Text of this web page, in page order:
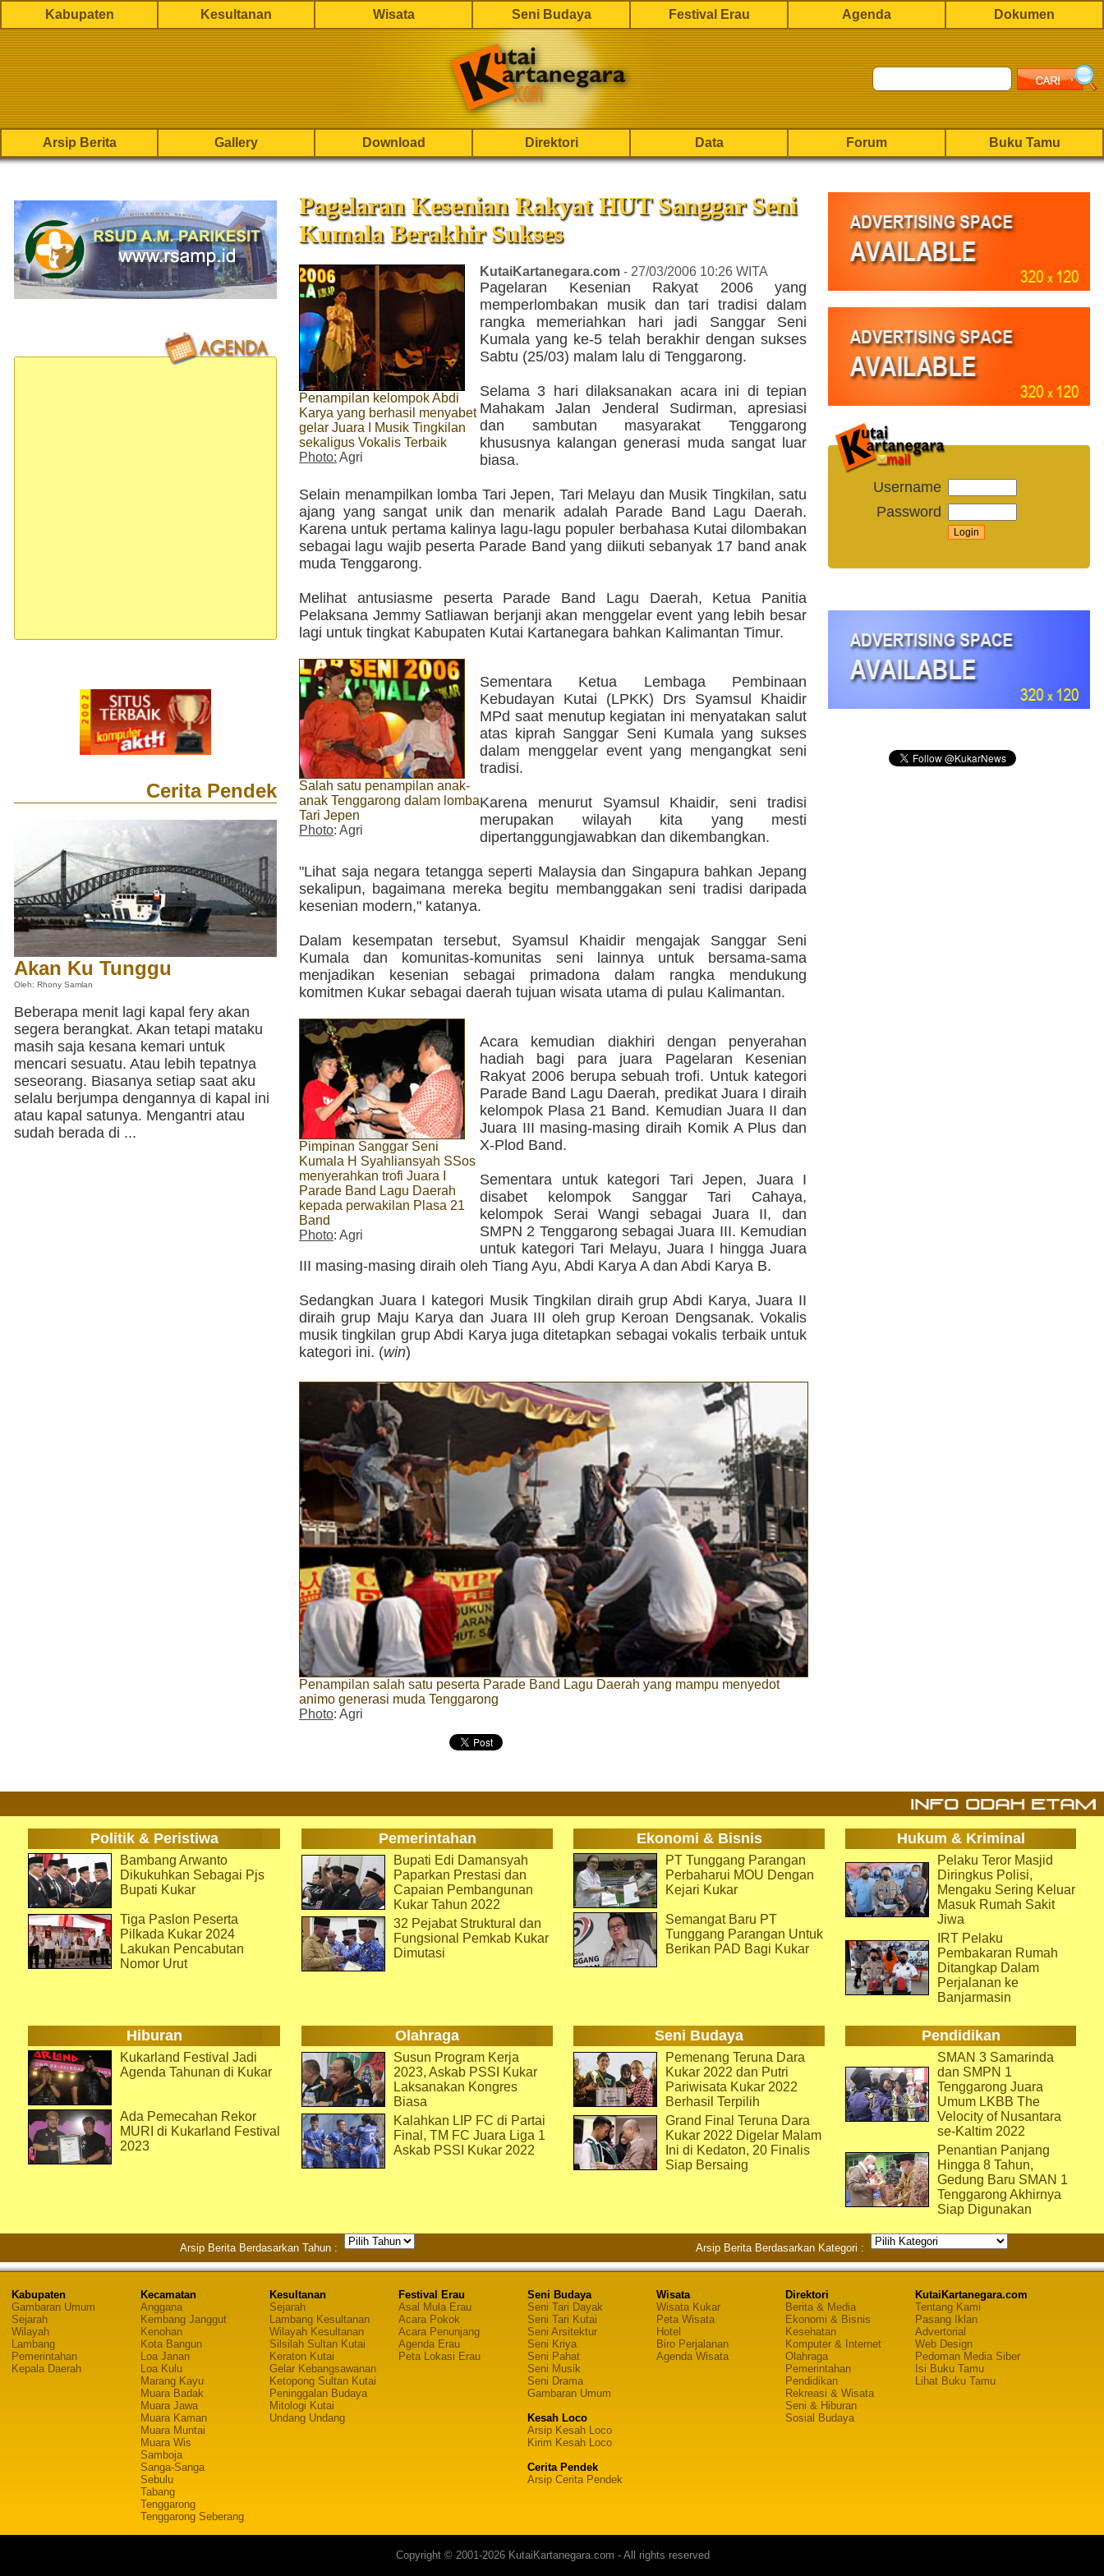
Kabupaten Kesultanan Wisata Seni Budaya Festival Erau Agenda Dokumen
Arsip Berita Gallery Download Direktori Data Forum Buku Tamu
Cerita Pendek
Akan Ku Tunggu
Oleh: Rhony Samlan
Beberapa menit lagi kapal fery akan
segera berangkat. Akan tetapi mataku
masih saja kesana kemari untuk
mencari sesuatu. Atau lebih tepatnya
seseorang. Biasanya setiap saat aku
selalu berjumpa dengannya di kapal ini
atau kapal satunya. Mengantri atau
sudah berada di ...
Pagelaran Kesenian Rakyat HUT Sanggar Seni
Kumala Berakhir Sukses
Penampilan kelompok Abdi
Karya yang berhasil menyabet
gelar Juara I Musik Tingkilan
sekaligus Vokalis Terbaik
Photo: Agri
KutaiKartanegara.com - 27/03/2006 10:26 WITA
Pagelaran Kesenian Rakyat 2006 yang
memperlombakan musik dan tari tradisi dalam
rangka memeriahkan hari jadi Sanggar Seni
Kumala yang ke-5 telah berakhir dengan sukses
Sabtu (25/03) malam lalu di Tenggarong.
Selama 3 hari dilaksanakan acara ini di tepian
Mahakam Jalan Jenderal Sudirman, apresiasi
dan sambutan masyarakat Tenggarong
khususnya kalangan generasi muda sangat luar
biasa.
Selain menampilkan lomba Tari Jepen, Tari Melayu dan Musik Tingkilan, satu
ajang yang sangat unik dan menarik adalah Parade Band Lagu Daerah.
Karena untuk pertama kalinya lagu-lagu populer berbahasa Kutai dilombakan
sebagai lagu wajib peserta Parade Band yang diikuti sebanyak 17 band anak
muda Tenggarong.
Melihat antusiasme peserta Parade Band Lagu Daerah, Ketua Panitia
Pelaksana Jemmy Satliawan berjanji akan menggelar event yang lebih besar
lagi untuk tingkat Kabupaten Kutai Kartanegara bahkan Kalimantan Timur.
Salah satu penampilan anak-
anak Tenggarong dalam lomba
Tari Jepen
Photo: Agri
Sementara Ketua Lembaga Pembinaan
Kebudayan Kutai (LPKK) Drs Syamsul Khaidir
MPd saat menutup kegiatan ini menyatakan salut
atas kiprah Sanggar Seni Kumala yang sukses
dalam menggelar event yang mengangkat seni
tradisi.
Karena menurut Syamsul Khaidir, seni tradisi
merupakan wilayah kita yang mesti
dipertanggungjawabkan dan dikembangkan.
"Lihat saja negara tetangga seperti Malaysia dan Singapura bahkan Jepang
sekalipun, bagaimana mereka begitu membanggakan seni tradisi daripada
kesenian modern," katanya.
Dalam kesempatan tersebut, Syamsul Khaidir mengajak Sanggar Seni
Kumala dan komunitas-komunitas seni lainnya untuk bersama-sama
menjadikan kesenian sebagai primadona dalam rangka mendukung
komitmen Kukar sebagai daerah tujuan wisata utama di pulau Kalimantan.
Pimpinan Sanggar Seni
Kumala H Syahliansyah SSos
menyerahkan trofi Juara I
Parade Band Lagu Daerah
kepada perwakilan Plasa 21
Band
Photo: Agri
Acara kemudian diakhiri dengan penyerahan
hadiah bagi para juara Pagelaran Kesenian
Rakyat 2006 berupa sebuah trofi. Untuk kategori
Parade Band Lagu Daerah, predikat Juara I diraih
kelompok Plasa 21 Band. Kemudian Juara II dan
Juara III masing-masing diraih Komik A Plus dan
X-Plod Band.
Sementara untuk kategori Tari Jepen, Juara I
disabet kelompok Sanggar Tari Cahaya,
kelompok Serai Wangi sebagai Juara II, dan
SMPN 2 Tenggarong sebagai Juara III. Kemudian
untuk kategori Tari Melayu, Juara I hingga Juara
III masing-masing diraih oleh Tiang Ayu, Abdi Karya A dan Abdi Karya B.
Sedangkan Juara I kategori Musik Tingkilan diraih grup Abdi Karya, Juara II
diraih grup Maju Karya dan Juara III oleh grup Keroan Dengsanak. Vokalis
musik tingkilan grup Abdi Karya juga ditetapkan sebagai vokalis terbaik untuk
kategori ini. (win)
Penampilan salah satu peserta Parade Band Lagu Daerah yang mampu menyedot
animo generasi muda Tenggarong
Photo: Agri
Username
Password
Politik & Peristiwa Pemerintahan Ekonomi & Bisnis Hukum & Kriminal
Bambang Arwanto
Dikukuhkan Sebagai Pjs
Bupati Kukar
Tiga Paslon Peserta
Pilkada Kukar 2024
Lakukan Pencabutan
Nomor Urut
Bupati Edi Damansyah
Paparkan Prestasi dan
Capaian Pembangunan
Kukar Tahun 2022
32 Pejabat Struktural dan
Fungsional Pemkab Kukar
Dimutasi
PT Tunggang Parangan
Perbaharui MOU Dengan
Kejari Kukar
Semangat Baru PT
Tunggang Parangan Untuk
Berikan PAD Bagi Kukar
Pelaku Teror Masjid
Diringkus Polisi,
Mengaku Sering Keluar
Masuk Rumah Sakit
Jiwa
IRT Pelaku
Pembakaran Rumah
Ditangkap Dalam
Perjalanan ke
Banjarmasin
Hiburan Olahraga Seni Budaya Pendidikan
Kukarland Festival Jadi
Agenda Tahunan di Kukar
Ada Pemecahan Rekor
MURI di Kukarland Festival
2023
Susun Program Kerja
2023, Askab PSSI Kukar
Laksanakan Kongres
Biasa
Kalahkan LIP FC di Partai
Final, TM FC Juara Liga 1
Askab PSSI Kukar 2022
Pemenang Teruna Dara
Kukar 2022 dan Putri
Pariwisata Kukar 2022
Berhasil Terpilih
Grand Final Teruna Dara
Kukar 2022 Digelar Malam
Ini di Kedaton, 20 Finalis
Siap Bersaing
SMAN 3 Samarinda
dan SMPN 1
Tenggarong Juara
Umum LKBB The
Velocity of Nusantara
se-Kaltim 2022
Penantian Panjang
Hingga 8 Tahun,
Gedung Baru SMAN 1
Tenggarong Akhirnya
Siap Digunakan
Arsip Berita Berdasarkan Tahun : Arsip Berita Berdasarkan Kategori :
Kabupaten
Gambaran Umum
Sejarah
Wilayah
Lambang
Pemerintahan
Kepala Daerah
Kecamatan
Anggana
Kembang Janggut
Kenohan
Kota Bangun
Loa Janan
Loa Kulu
Marang Kayu
Muara Badak
Muara Jawa
Muara Kaman
Muara Muntai
Muara Wis
Samboja
Sanga-Sanga
Sebulu
Tabang
Tenggarong
Tenggarong Seberang
Kesultanan
Sejarah
Lambang Kesultanan
Wilayah Kesultanan
Silsilah Sultan Kutai
Keraton Kutai
Gelar Kebangsawanan
Ketopong Sultan Kutai
Peninggalan Budaya
Mitologi Kutai
Undang Undang
Festival Erau
Asal Mula Erau
Acara Pokok
Acara Penunjang
Agenda Erau
Peta Lokasi Erau
Seni Budaya
Seni Tari Dayak
Seni Tari Kutai
Seni Arsitektur
Seni Kriya
Seni Pahat
Seni Musik
Seni Drama
Gambaran Umum
Kesah Loco
Arsip Kesah Loco
Kirim Kesah Loco
Cerita Pendek
Arsip Cerita Pendek
Wisata
Wisata Kukar
Peta Wisata
Hotel
Biro Perjalanan
Agenda Wisata
Direktori
Berita & Media
Ekonomi & Bisnis
Kesehatan
Komputer & Internet
Olahraga
Pemerintahan
Pendidikan
Rekreasi & Wisata
Seni & Hiburan
Sosial Budaya
KutaiKartanegara.com
Tentang Kami
Pasang Iklan
Advertorial
Web Design
Pedoman Media Siber
Isi Buku Tamu
Lihat Buku Tamu
Copyright © 2001-2026 KutaiKartanegara.com - All rights reserved